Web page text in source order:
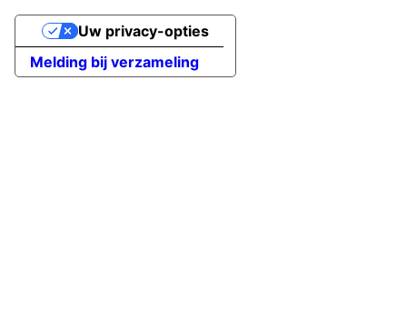
Melding bij verzameling
Uw privacy-opties